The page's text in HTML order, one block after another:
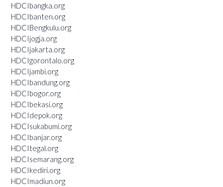
HDCIbangka.org
HDCIbanten.org
HDCIBengkulu.org
HDCIjogja.org
HDCIjakarta.org
HDCIgorontalo.org
HDCIjambi.org
HDCIbandung.org
HDCIbogor.org
HDCIbekasi.org
HDCIdepok.org
HDCIsukabumi.org
HDCIbanjar.org
HDCItegal.org
HDCIsemarang.org
HDCIkediri.org
HDCImadiun.org